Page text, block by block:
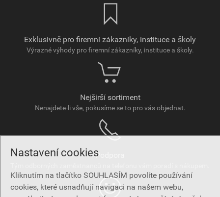
Nastavení cookies
Kliknutím na tlačítko SOUHLASÍM povolíte používání
cookies, které usnadňují navigaci na našem webu,
Exklusivně pro firemní zákazníky, instituce a školy
Výrazné výhody pro firemní zákazníky, instituce a školy.
Nejširší sortiment
Nenajdete-li vše, pokusíme se to pro vás objednat.
Podpora